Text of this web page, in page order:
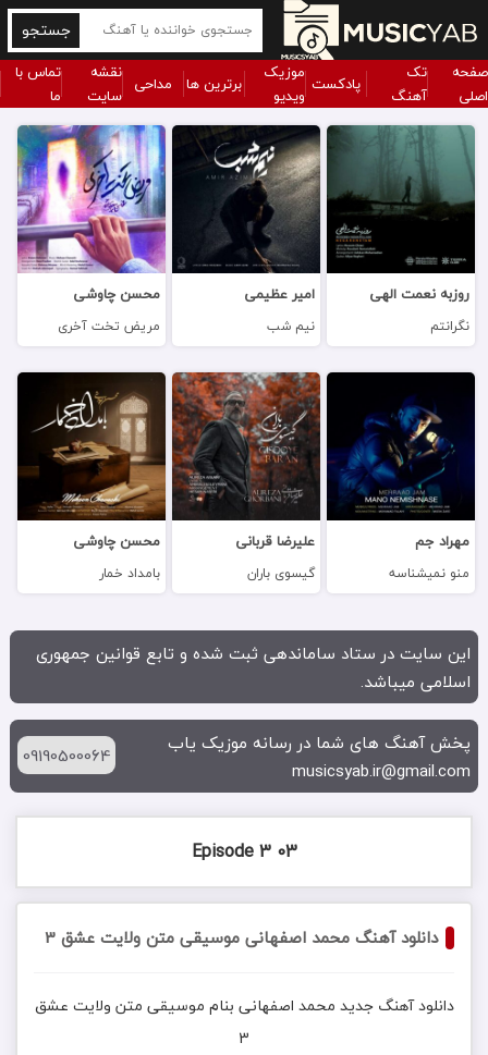
جستجو
صفحه
اصلی
تک
آهنگ
پادکست موزیک
ویدیو
برترین ها مداحی نقشه
سایت
تماس با
ما
روزبه نعمت الهی
نگرانتم
امیر عظیمی
نیم شب
محسن چاوشی
مریض تخت آخری
مهراد جم
منو نمیشناسه
علیرضا قربانی
گیسوی باران
محسن چاوشی
بامداد خمار
این سایت در ستاد ساماندهی ثبت شده و تابع قوانین جمهوری
اسلامی میباشد.
پخش آهنگ های شما در رسانه موزیک یاب
musicsyab.ir@gmail.com
09190500064
03 Episode 3
دانلود آهنگ محمد اصفهانی موسیقی متن ولایت عشق 3
دانلود آهنگ جدید محمد اصفهانی بنام موسیقی متن ولایت عشق
3